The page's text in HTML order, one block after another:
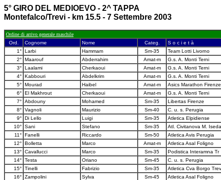
5° GIRO DEL MEDIOEVO - 2^ TAPPA
Montefalco/Trevi - km 15.5 - 7 Settembre 2003
Ordine di arrivo generale maschile
Ord.
Cognome Nome Categ.
S o c i e t à
1° Larbi Hammam Sm-35
Team Lotti Livorno
2° Maarouf Abderrahim Amat-m
G.s. A. Monti Terni
3° Laalami Cherkaoui Amat-m
G.s. A. Monti Terni
4° Kabbouri Abdelkrim Amat-m
G.s. A. Monti Terni
5° Mourad Haibel Amat-m
Asics Marathon Firenze
6° El Makhrout Cherkaoui Amat-m
G.s. A. Monti Terni
7° Abdouny Mohamed Sm-35
Libertas Firenze
8° Vagnoli Maurizio Sm-40
C. u. s. Perugia
9° Di Lello Luigi Sm-35
Atletica Elpidiense
10° Sani Stefano Sm-35
Atl. Civitanova M. Iseda
11° Fanelli Riccardo Sm-50
Atletica Avis Perugia
12° Bolletta Marco Amat-m
Atletica Asal Foligno
13° Cavallucci Marco Sm-35
Podistica Interamna Tr
14° Testa Oriano Sm-45
C. u. s. Perugia
15° Tinelli Fabrizio Sm-35
Atletica Cva Borgo
16° Zampolini Sylva Sm-45
Atletica Asal Foligno